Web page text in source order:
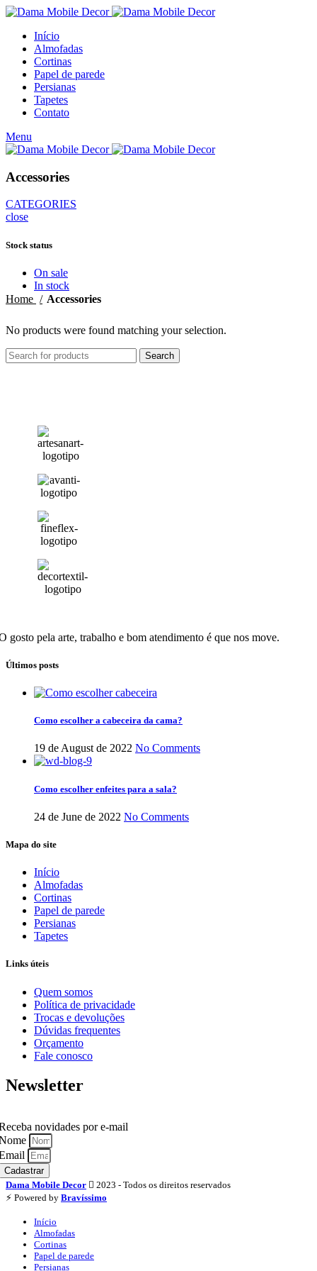
Início
Almofadas
Cortinas
Papel de parede
Persianas
Tapetes
Contato
Menu
Accessories
CATEGORIES
close
Stock status
On sale
In stock
Home
Accessories
No products were found matching your selection.
Search
gosto pela arte, trabalho e bom atendimento é que nos move.
Últimos posts
Como escolher a cabeceira da cama?
19 de August de 2022 No Comments
Como escolher enfeites para a sala?
24 de June de 2022 No Comments
Mapa do site
Início
Almofadas
Cortinas
Papel de parede
Persianas
Tapetes
Links úteis
Quem somos
Política de privacidade
Trocas e devoluções
Dúvidas frequentes
Orçamento
Fale conosco
Newsletter
novidades por e-mail
Cadastrar
Dama Mobile Decor
2023 - Todos os direitos reservados
⚡️ Powered by Bravíssimo
Início
Almofadas
Cortinas
Papel de parede
Persianas